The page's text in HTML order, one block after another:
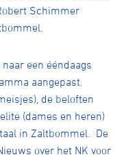
Schimmer
een ééndaags
aangepast.
de beloften
(dames en heren)
in Zaltbommel. De
over het NK voor